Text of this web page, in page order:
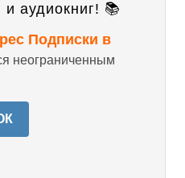
аудиокниг! 📚
Подписки в
неограниченным